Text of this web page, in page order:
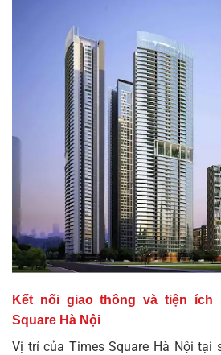
Kết nối giao thông và tiện ích
Square Hà Nội
Vị trí của Times Square Hà Nội tại